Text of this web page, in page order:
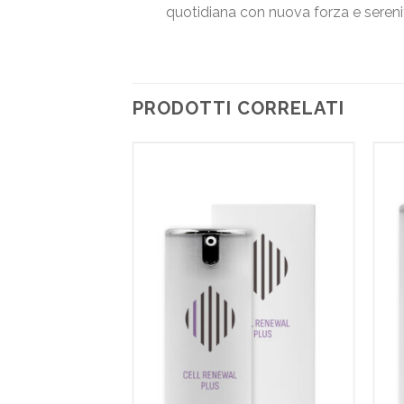
quotidiana con nuova forza e
PRODOTTI CORRELATI